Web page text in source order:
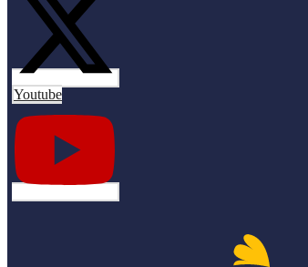
Youtube